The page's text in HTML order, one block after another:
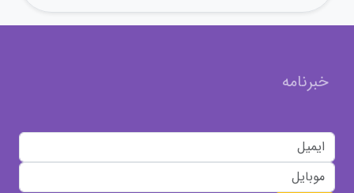
خبرنامه